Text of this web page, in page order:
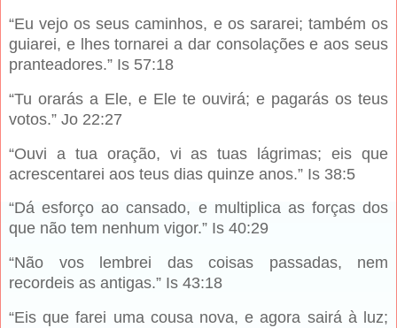
“Eu vejo os seus caminhos, e os sararei; também os
guiarei, e lhes tornarei a dar consolações e aos seus
pranteadores.” Is 57:18
“Tu orarás a Ele, e Ele te ouvirá; e pagarás os teus
votos.” Jo 22:27
“Ouvi a tua oração, vi as tuas lágrimas; eis que
acrescentarei aos teus dias quinze anos.” Is 38:5
“Dá esforço ao cansado, e multiplica as forças dos
que não tem nenhum vigor.” Is 40:29
“Não vos lembrei das coisas passadas, nem
recordeis as antigas.” Is 43:18
“Eis que farei uma cousa nova, e agora sairá à luz;